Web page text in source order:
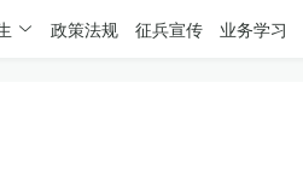
政策法规 征兵宣传 业务学习